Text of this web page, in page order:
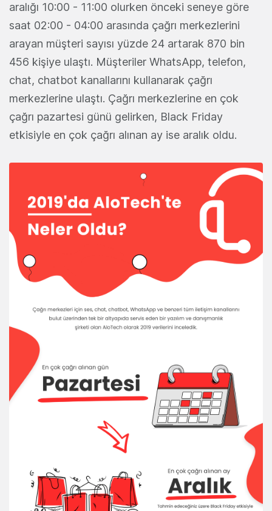
aralığı 10:00 - 11:00 olurken önceki seneye göre
saat 02:00 - 04:00 arasında çağrı merkezlerini
arayan müşteri sayısı yüzde 24 artarak 870 bin
456 kişiye ulaştı. Müşteriler WhatsApp, telefon,
chat, chatbot kanallarını kullanarak çağrı
merkezlerine ulaştı. Çağrı merkezlerine en çok
çağrı pazartesi günü gelirken, Black Friday
etkisiyle en çok çağrı alınan ay ise aralık oldu.